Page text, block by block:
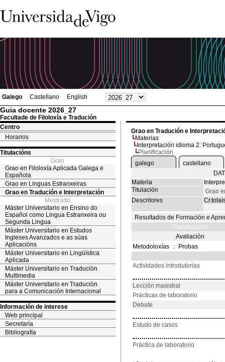
Galego Castellano English
Guia docente 2026_27
Facultade de Filoloxía e Tradución
Centro
Horarios
Titulacións
Grao
Grao en Filoloxía Aplicada Galega e
Española
Grao en Linguas Estranxeiras
Grao en Tradución e Interpretación
Mestrado
Máster Universitario en Ensino do
Español como Lingua Estranxeira ou
Segunda Lingua
Máster Universitario en Estudos
Ingleses Avanzados e as súas
Aplicacións
Máster Universitario en Lingüística
Aplicada
Máster Universitario en Tradución
Multimedia
Máster Universitario en Tradución
para a Comunicación Internacional
Información de interese
Web principal
Secretaría
Bibliografía
Grao en Tradución e
Materias
Interpretación idioma 2:
Planificación
galego
castellano
Materia
Titulación
Grao
Descritores
Resultados de Formación e
Planificación
Avaliación
Metodoloxías :: Probas
Actividades introdutorias
Lección maxistral
Prácticas de laboratorio
Debate
Estudo de casos
Práctica de laboratorio